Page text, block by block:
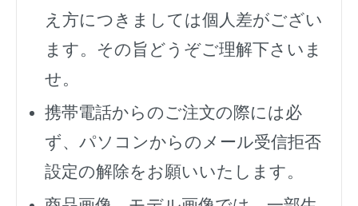
え方につきましては個人差がござい
ます。その旨どうぞご理解下さいま
せ。
携帯電話からのご注文の際には必
ず、 パソコンからのメール受信拒否
設定の解除をお願いいたします。